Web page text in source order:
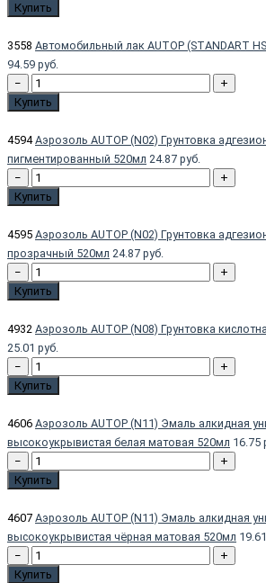
Купить
3558 Автомобильный лак AUTOP (STANDART
94.59 руб.
−
+
Купить
4594 Аэрозоль AUTOP (N02) Грунтовка
пигментированный 520мл 24.87 руб.
−
+
Купить
4595 Аэрозоль AUTOP (N02) Грунтовка
прозрачный 520мл 24.87 руб.
−
+
Купить
4932 Аэрозоль AUTOP (N08) Грунтовка
25.01 руб.
−
+
Купить
4606 Аэрозоль AUTOP (N11) Эмаль алкидная
высокоукрывистая белая матовая 520мл 16.75
−
+
Купить
4607 Аэрозоль AUTOP (N11) Эмаль алкидная
высокоукрывистая чёрная матовая 520мл
−
+
Купить